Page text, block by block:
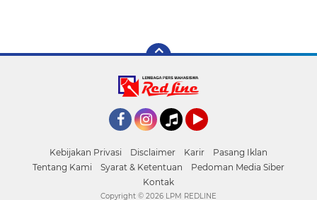
Kebijakan Privasi Disclaimer Karir
Pasang Iklan
Tentang Kami
Syarat & Ketentuan
Pedoman Media Siber
Kontak
Copyright © 2026 LPM REDLINE